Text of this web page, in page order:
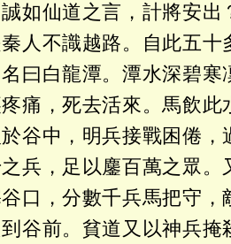
如仙道之言，計將安出
人不識越路。自此五
曰白龍潭。潭水深碧寒
痛，死去活來。馬飲此
谷中，明兵接戰困倦
兵，足以鏖百萬之眾。
口，分數千兵馬把守
谷前。貧道又以神兵掩